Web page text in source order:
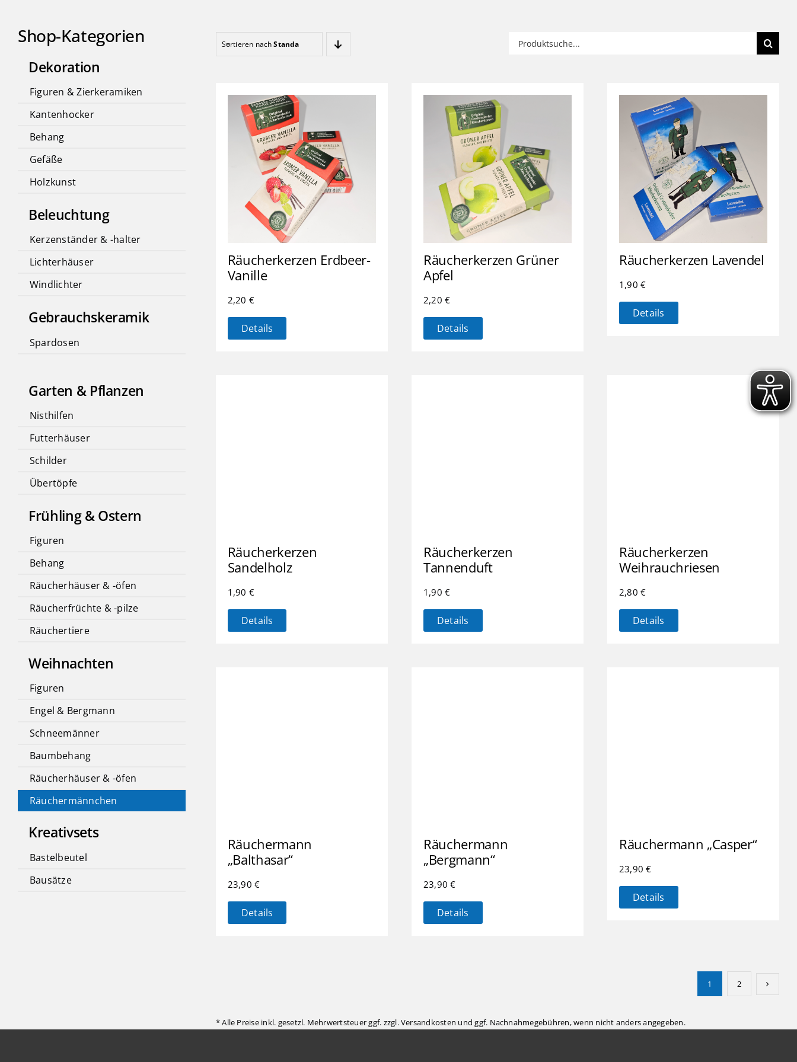
Shop-Kategorien
Dekoration
Figuren & Zierkeramiken
Kantenhocker
Behang
Gefäße
Holzkunst
Beleuchtung
Kerzenständer & -halter
Lichterhäuser
Windlichter
Gebrauchskeramik
Spardosen
Garten & Pflanzen
Nisthilfen
Futterhäuser
Schilder
Übertöpfe
Frühling & Ostern
Figuren
Behang
Räucherhäuser & -öfen
Räucherfrüchte & -pilze
Räuchertiere
Weihnachten
Figuren
Engel & Bergmann
Schneemänner
Baumbehang
Räucherhäuser & -öfen
Räuchermännchen
Kreativsets
Bastelbeutel
Bausätze
Sortieren nachStandard
Suche
Räucherkerzen Erdbeer-
Vanille
2,20 €
Details
Räucherkerzen Grüner
Apfel
2,20 €
Details
Räucherkerzen Lavendel
1,90€
Details
Räucherkerzen
Sandelholz
1,90 €
Details
Räucherkerzen
Tannenduft
1,90 €
Details
Räucherkerzen
Weihrauchriesen
2,80€
Details
Räuchermann
„Balthasar“
23,90€
Details
Räuchermann
„Bergmann“
23,90€
Details
Räuchermann „Casper“
23,90€
Details
1 2
* Alle Preise inkl. gesetzl. Mehrwertsteuer ggf. zzgl.Versandkosten und ggf. Nachnahmegebühren, wenn nicht anders angegeben.